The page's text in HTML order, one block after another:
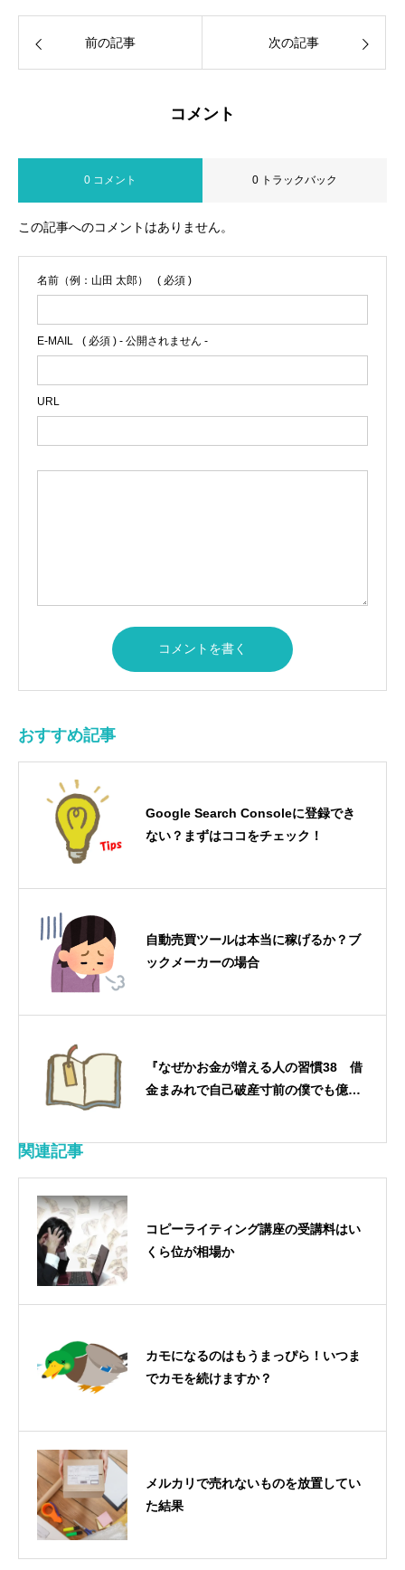
前の記事 次の記事
コメント
0 コメント 0 トラックバック
この記事へのコメントはありません。
名前（例：山田 太郎） ( 必須 )
E-MAIL ( 必須 ) - 公開されません -
URL
おすすめ記事
Google Search Consoleに登録でき
ない？まずはココをチェック！
自動売買ツールは本当に稼げるか？ブ
ックメーカーの場合
『なぜかお金が増える人の習慣38 借
金まみれで自己破産寸前の僕でも億万
関連記事
コピーライティング講座の受講料はい
くら位が相場か
カモになるのはもうまっぴら！いつま
でカモを続けますか？
メルカリで売れないものを放置してい
た結果